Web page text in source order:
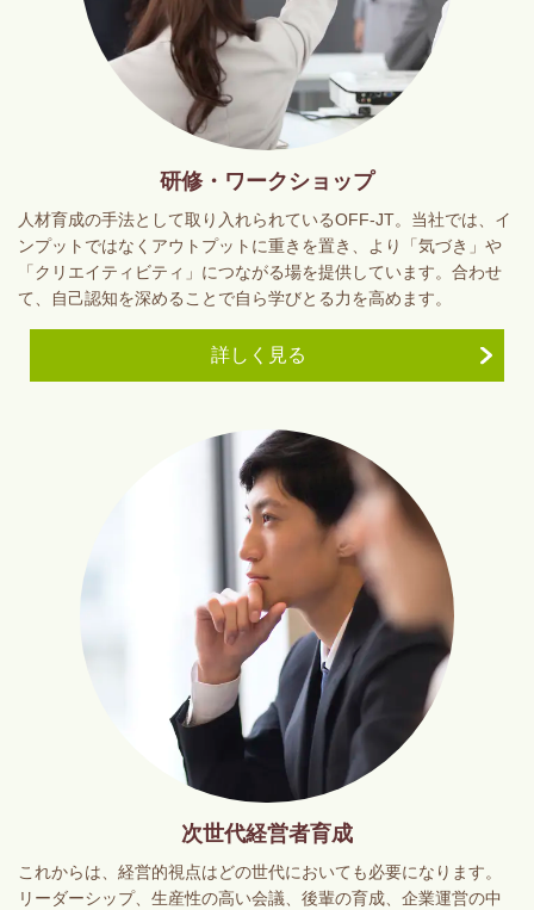
研修・ワークショップ
人材育成の手法として取り入れられているOFF-JT。当社では、イ
ンプットではなくアウトプットに重きを置き、より「気づき」や
「クリエイティビティ」につながる場を提供しています。合わせ
て、自己認知を深めることで自ら学びとる力を高めます。
詳しく見る
次世代経営者育成
これからは、経営的視点はどの世代においても必要になります。
リーダーシップ、生産性の高い会議、後輩の育成、企業運営の中